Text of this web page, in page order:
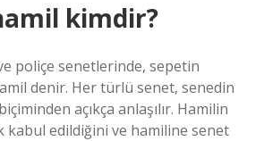
kimdir?
poliçe senetlerinde, sepetin
denir. Her türlü senet, senedin
açıkça anlaşılır. Hamilin
kabul edildiğini ve hamiline senet